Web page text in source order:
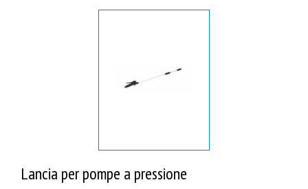
Lancia per pompe a pressione